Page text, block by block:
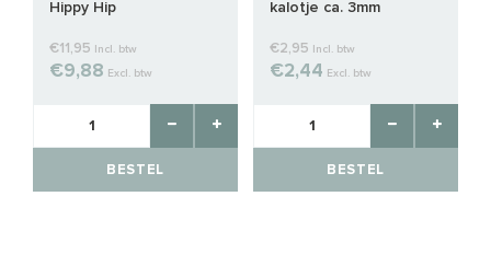
Hippy Hip
€11,95 Incl. btw
€9,88 Excl. btw
BESTEL
kalotje ca. 3mm
€2,95 Incl. btw
€2,44 Excl. btw
BESTEL